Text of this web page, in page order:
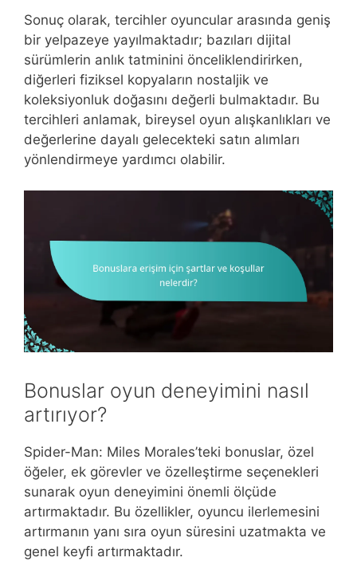
Sonuç olarak, tercihler oyuncular arasında geniş
bir yelpazeye yayılmaktadır; bazıları dijital
sürümlerin anlık tatminini önceliklendirirken,
diğerleri fiziksel kopyaların nostaljik ve
koleksiyonluk doğasını değerli bulmaktadır. Bu
tercihleri anlamak, bireysel oyun alışkanlıkları ve
değerlerine dayalı gelecekteki satın alımları
yönlendirmeye yardımcı olabilir.
Bonuslar oyun deneyimini nasıl
artırıyor?
Spider-Man: Miles Morales’teki bonuslar, özel
öğeler, ek görevler ve özelleştirme seçenekleri
sunarak oyun deneyimini önemli ölçüde
artırmaktadır. Bu özellikler, oyuncu ilerlemesini
artırmanın yanı sıra oyun süresini uzatmakta ve
genel keyfi artırmaktadır.